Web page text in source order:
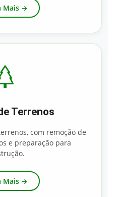
Mais →
Terrenos
com remoção de
e preparação para
Mais →